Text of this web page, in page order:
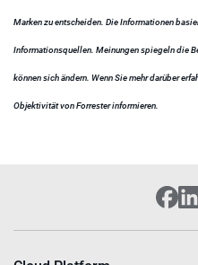
Marken zu entscheiden. Die Informationen
Informationsquellen. Meinungen spiegeln die
können sich ändern. Wenn Sie mehr darüber
Objektivität von Forrester informieren.